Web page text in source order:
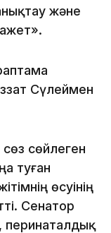
және
Сүлеймен
сөйлеген
туған
өсуінің
Сенатор
перинаталдық